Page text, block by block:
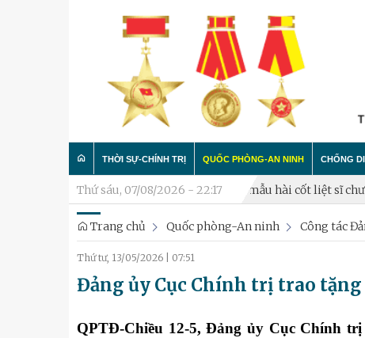
THỜI SỰ-CHÍNH TRỊ
Trong nước
Quân đội
Luận bàn
Thành phố Hà Nội
QUỐC PHÒNG-AN NINH
Công tác Đảng - Công tác
Xây dựng đơn vị
Hậu cần
CHỐNG
Làm
Thứ sáu, 07/08/2026 - 22:17
Triển khai lấy mẫu hài cốt liệt sĩ chưa xác định thông tin
Trang chủ Quốc phòng-An ninh Công tác
Thứ tư, 13/05/2026 07:51
Đảng ủy Cục Chính trị trao
QPTĐ-Chiều 12-5, Đảng ủy Cục Chính